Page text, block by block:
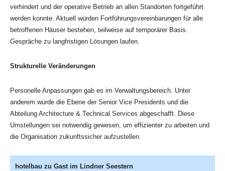
verhindert und der operative Betrieb an allen Standorten fortgeführt
werden konnte. Aktuell würden Fortführungsvereinbarungen für alle
betroffenen Häuser bestehen, teilweise auf temporärer Basis.
Gespräche zu langfristigen Lösungen laufen.
Strukturelle Veränderungen
Personelle Anpassungen gab es im Verwaltungsbereich. Unter
anderem wurde die Ebene der Senior Vice Presidents und die
Abteilung Architecture & Technical Services abgeschafft. Diese
Umstellungen sei notwendig gewesen, um effizienter zu arbeiten und
die Organisation zukunftssicher aufzustellen.
hotelbau zu Gast im Lindner Seestern